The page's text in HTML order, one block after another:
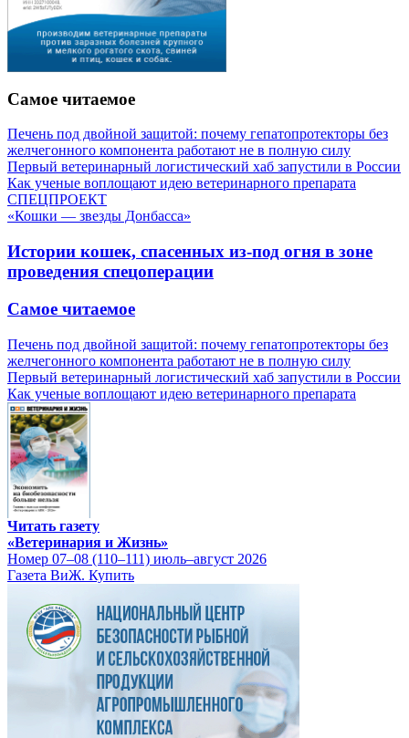
Самое читаемое
Печень под двойной защитой: почему гепатопротекторы без
желчегонного компонента работают не в полную силу
Первый ветеринарный логистический хаб запустили в России
Как ученые воплощают идею ветеринарного препарата
СПЕЦПРОЕКТ
«Кошки — звезды Донбасса»
Истории кошек, спасенных из-под огня в зоне
проведения спецоперации
Самое читаемое
Печень под двойной защитой: почему гепатопротекторы без
желчегонного компонента работают не в полную силу
Первый ветеринарный логистический хаб запустили в России
Как ученые воплощают идею ветеринарного препарата
Читать газету
«Ветеринария и Жизнь»
Номер 07–08 (110–111) июль–август 2026
Газета ВиЖ. Купить